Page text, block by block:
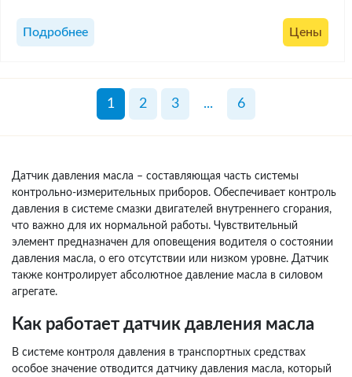
Подробнее Цены
1 2 3 ... 6
Датчик давления масла – составляющая часть системы
контрольно-измерительных приборов. Обеспечивает контроль
давления в системе смазки двигателей внутреннего сгорания,
что важно для их нормальной работы. Чувствительный
элемент предназначен для оповещения водителя о состоянии
давления масла, о его отсутствии или низком уровне. Датчик
также контролирует абсолютное давление масла в силовом
агрегате.
Как работает датчик давления масла
В системе контроля давления в транспортных средствах
особое значение отводится датчику давления масла, который